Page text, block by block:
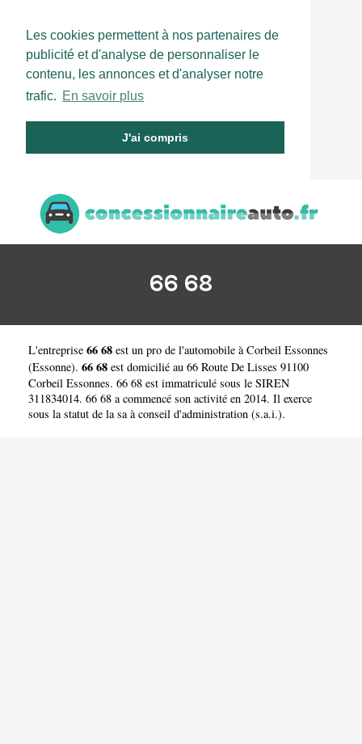
Les cookies permettent à nos partenaires de
publicité et d'analyse de personnaliser le
contenu, les annonces et d'analyser notre
trafic. En savoir plus
J'ai compris
66 68
L'entreprise 66 68 est un pro de l'automobile à Corbeil Essonnes
(Essonne). 66 68 est domicilié au 66 Route De Lisses 91100
Corbeil Essonnes. 66 68 est immatriculé sous le SIREN
311834014. 66 68 a commencé son activité en 2014. Il exerce
sous la statut de la sa à conseil d'administration (s.a.i.).